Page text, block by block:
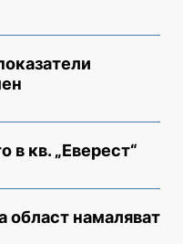
кв. „Еверест“
намаляват